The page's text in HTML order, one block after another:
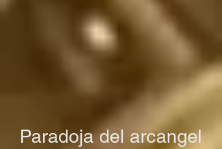
Paradoja del arcangel